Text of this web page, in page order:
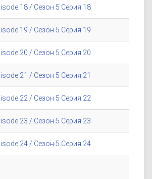
18 / Сезон 5 Серия 18
19 / Сезон 5 Серия 19
20 / Сезон 5 Серия 20
21 / Сезон 5 Серия 21
22 / Сезон 5 Серия 22
23 / Сезон 5 Серия 23
24 / Сезон 5 Серия 24